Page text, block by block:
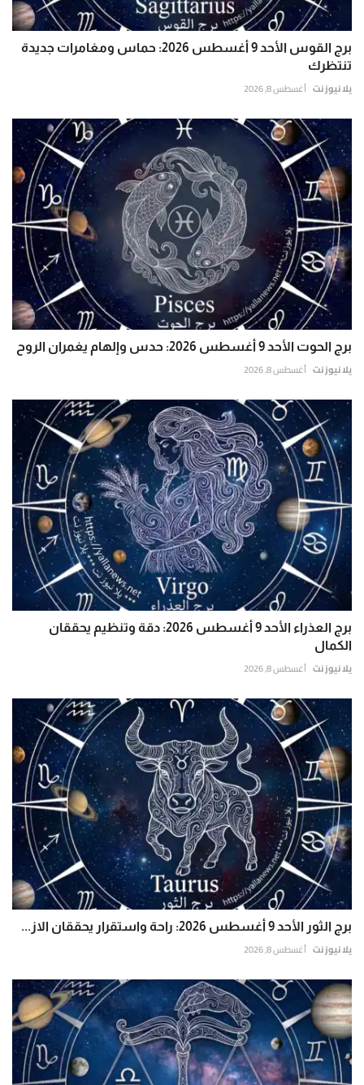
برج القوس الأحد 9 أغسطس 2026: حماس ومغامرات جديدة
تنتظرك
يلا نيوز نت أغسطس 8, 2026
برج الحوت الأحد 9 أغسطس 2026: حدس وإلهام يغمران الروح
يلا نيوز نت أغسطس 8, 2026
برج العذراء الأحد 9 أغسطس 2026: دقة وتنظيم يحققان
الكمال
يلا نيوز نت أغسطس 8, 2026
برج الثور الأحد 9 أغسطس 2026: راحة واستقرار يحققان الاز...
يلا نيوز نت أغسطس 8, 2026